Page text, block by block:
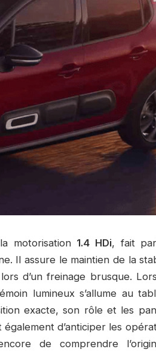
motorisation 1.4 HDi, fait
Il assure le maintien de la
d’un freinage brusque.
lumineux s’allume au
exacte, son rôle et les
d’anticiper les
de comprendre